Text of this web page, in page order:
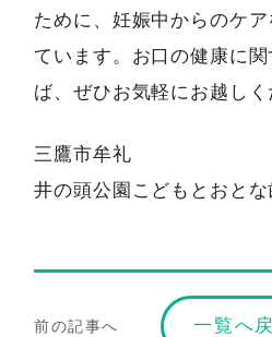
ために、妊娠中からのケ
ています。お口の健康に
ば、ぜひお気軽にお越しく
三鷹市牟礼
井の頭公園こどもとおと
前の記事へ 一覧へ